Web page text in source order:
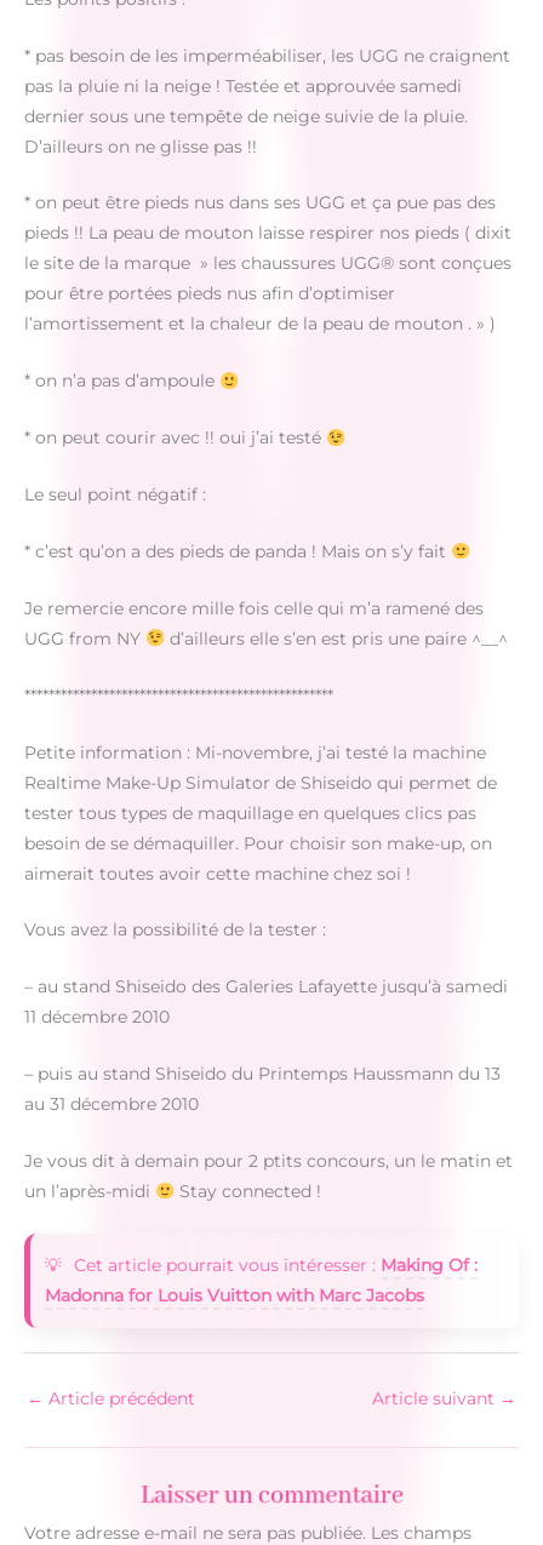
* pas besoin de les imperméabiliser, les UGG ne craignent
pas la pluie ni la neige ! Testée et approuvée samedi
dernier sous une tempête de neige suivie de la pluie.
D’ailleurs on ne glisse pas !!
* on peut être pieds nus dans ses UGG et ça pue pas des
pieds !! La peau de mouton laisse respirer nos pieds ( dixit
le site de la marque » les chaussures UGG® sont conçues
pour être portées pieds nus afin d’optimiser
l’amortissement et la chaleur de la peau de mouton . » )
* on n’a pas d’ampoule
* on peut courir avec !! oui j’ai testé
Le seul point négatif :
* c’est qu’on a des pieds de panda ! Mais on s’y fait
Je remercie encore mille fois celle qui m’a ramené des
UGG from NY
d’ailleurs elle s’en est pris une paire ^__^
***************************************************
Petite information : Mi-novembre, j’ai testé la machine
Realtime Make-Up Simulator de Shiseido qui permet de
tester tous types de maquillage en quelques clics pas
besoin de se démaquiller. Pour choisir son make-up, on
aimerait toutes avoir cette machine chez soi !
Vous avez la possibilité de la tester :
– au stand Shiseido des Galeries Lafayette jusqu’à samedi
11 décembre 2010
– puis au stand Shiseido du Printemps Haussmann du 13
au 31 décembre 2010
Je vous dit à demain pour 2 ptits concours, un le matin et
un l’après-midi
Stay connected !
Cet article pourrait vous intéresser : Making Of :
Madonna for Louis Vuitton with Marc Jacobs
← Article précédent Article suivant →
Laisser un commentaire
Votre adresse e-mail ne sera pas publiée. Les champs